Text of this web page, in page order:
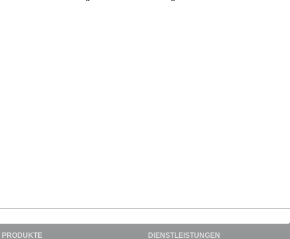
PRODUKTE DIENSTLEISTUNGEN